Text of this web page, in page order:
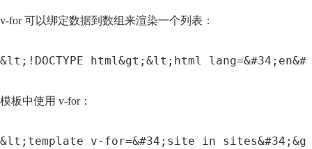
v-for 可以绑定数据到数组来渲染一个列表：
&lt;!DOCTYPE html&gt;&lt;html
模板中使用 v-for：
&lt;template v-for=&#34;site in